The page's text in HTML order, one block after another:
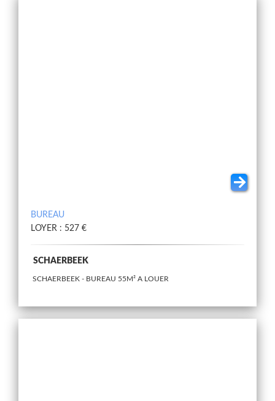
BUREAU
LOYER : 527 €
SCHAERBEEK
SCHAERBEEK - BUREAU 55M² A LOUER